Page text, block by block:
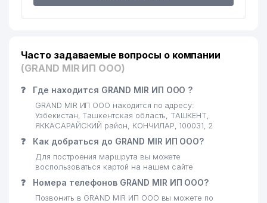
Часто задаваемые вопросы о компании
(GRAND MIR ИП ООО)
❓ Где находится GRAND MIR ИП ООО ?
GRAND MIR ИП ООО находится по адресу:
Узбекистан, Ташкентская область, ТАШКЕНТ,
ЯККАСАРАЙСКИЙ район, КОНЧИЛАР, 100031, 2
❓ Как добраться до GRAND MIR ИП ООО?
Для построения маршрута вы можете
воспользоваться картой на нашем сайте
❓ Номера телефонов GRAND MIR ИП ООО?
Позвонить в GRAND MIR ИП ООО вы можете по